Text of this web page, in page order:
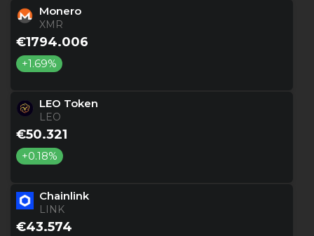
Monero
XMR
€1794.006
+1.69%
LEO Token
LEO
€50.321
+0.18%
Chainlink
LINK
€43.574